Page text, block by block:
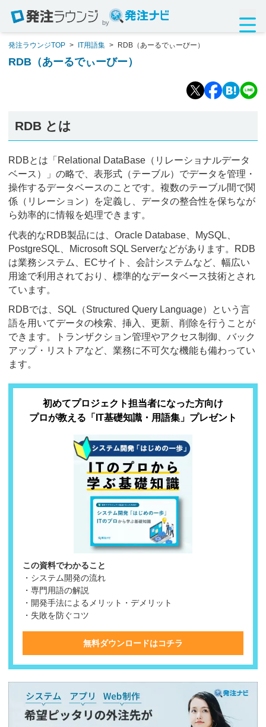
by
発注ラウンジTOP > IT用語集 > RDB（あーるでぃーびー）
RDB（あーるでぃーびー）
RDB とは
RDBとは「Relational DataBase（リレーショナルデータ
ベース）」の略で、表形式（テーブル）でデータを管理・
操作するデータベースのことです。複数のテーブル間で関
係（リレーション）を定義し、データの整合性を保ちなが
ら効率的に情報を処理できます。
代表的なRDB製品には、Oracle Database、MySQL、
PostgreSQL、Microsoft SQL Serverなどがあります。RDB
は業務システム、ECサイト、会計システムなど、幅広い
用途で利用されており、標準的なデータベース技術とされ
ています。
RDBでは、SQL（Structured Query Language）という言
語を用いてデータの検索、挿入、更新、削除を行うことが
できます。トランザクション管理やアクセス制御、バック
アップ・リストアなど、業務に不可欠な機能も備わってい
ます。
初めてプロジェクト担当者になった方向け
プロが教える「IT基礎知識・用語集」プレゼント
この資料でわかること
・システム開発の流れ
・専門用語の解説
・開発手法によるメリット・デメリット
・失敗を防ぐコツ
無料ダウンロードはコチラ